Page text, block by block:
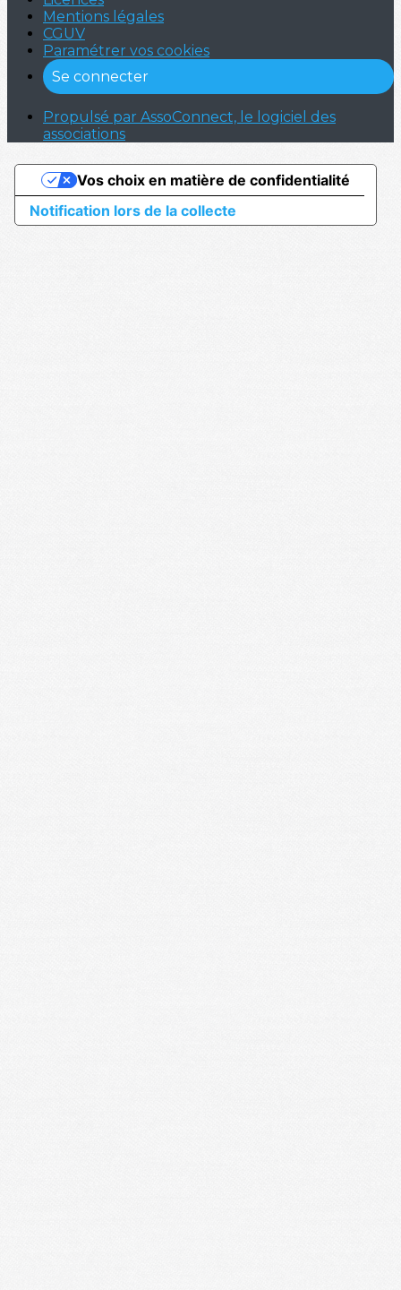
Mentions légales
CGUV
Paramétrer vos cookies
Se connecter
Propulsé par AssoConnect, le logiciel des
associations
Notification lors de la collecte
Vos choix en matière de confidentialité